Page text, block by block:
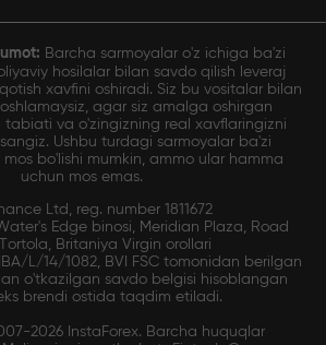
Barcha sarmoyalar o'z ichiga ba'zi
hosilalar bilan savdo qilish leveraj
xavfini oshiradi. Siz bu vositalar bilan
agar siz amalga oshirgan
tabiati va o'zingizning real xavflaringizni
Ushbu turdagi sarmoyalar ba'zi
bo'lishi mumkin, ammo ular hamma
uchun mos emas.
Ltd, reg. number 1811672
Edge binosi, Meridian Plaza, Road
Britaniya Virgin orollari
L/14/1082, BVI FSC tomonidan berilgan
o'tkazilgan savdo belgisi hisoblangan
brendi ostida taqdim etiladi.
2026 InstaForex. Barcha huquqlar